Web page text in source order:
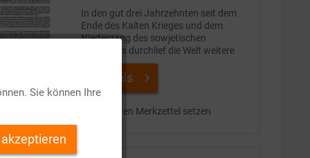
In den gut drei Jahrzehnten seit dem
Ende des Kalten Krieges und dem
Niedergang des sowjetischen
Imperiums durchlief die Welt weitere
massive Veränderungen. Diese waren
vorwiegend wirtschaftlicher Art, zogen
aber auch tiefgreifende...
Details
Auf Ihren Merkzettel setzen
Inaktiv
Sie können Ihre